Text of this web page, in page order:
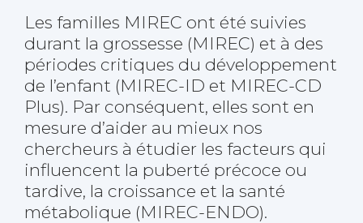
Les familles MIREC ont été suivies
durant la grossesse (MIREC) et à des
périodes critiques du développement
de l’enfant (MIREC-ID et MIREC-CD
Plus). Par conséquent, elles sont en
mesure d’aider au mieux nos
chercheurs à étudier les facteurs qui
influencent la puberté précoce ou
tardive, la croissance et la santé
métabolique (MIREC-ENDO).